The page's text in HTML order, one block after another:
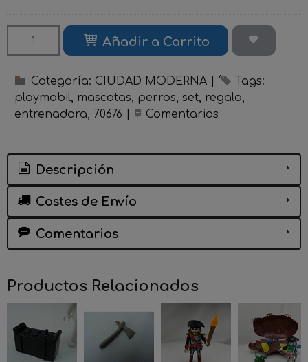
Añadir a Carrito
Categoría: CIUDAD MODERNA
Tags:
playmobil
mascotas perros set
regalo
entrenadora
70676 Comentarios
Descripción
Costes de Envío
Comentarios
Productos Relacionados